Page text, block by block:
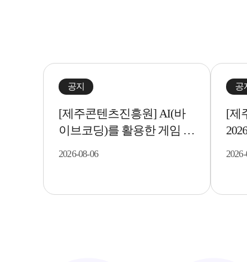
공지
[제주콘텐츠진흥원] AI(바
이브코딩)를 활용한 게임 개
2026-08-06
공
[제